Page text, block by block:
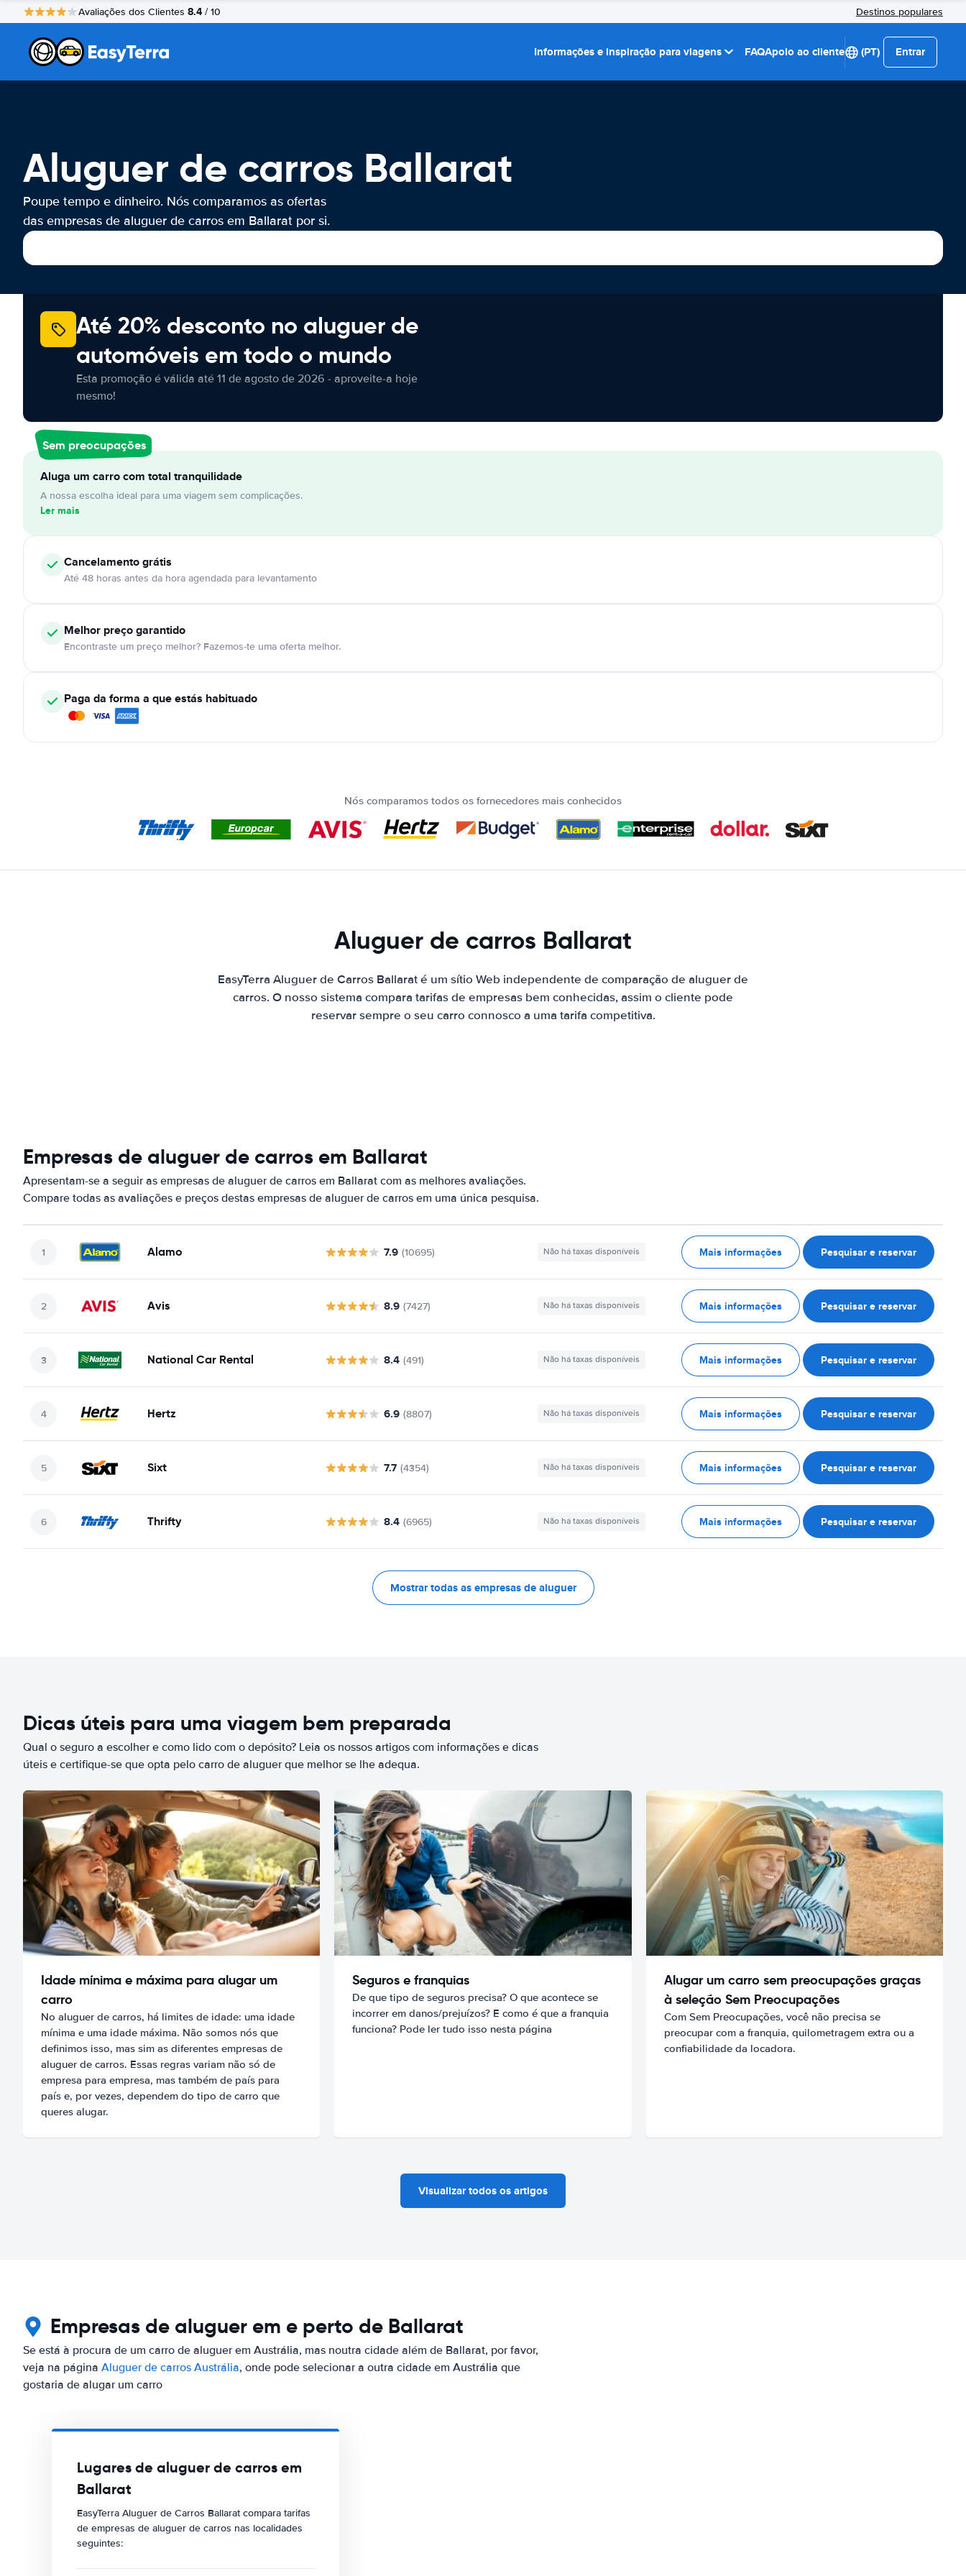
Avaliações dos Clientes 8.4 / 10 Destinos populares
Informações e inspiração para viagens FAQApoio ao cliente (PT) Entrar
Aluguer de carros Ballarat
Poupe tempo e dinheiro. Nós comparamos as ofertas
das empresas de aluguer de carros em Ballarat por si.
Até 20% desconto no aluguer de
automóveis em todo o mundo
Esta promoção é válida até 11 de agosto de 2026 - aproveite-a hoje
mesmo!
Sem preocupações
Aluga um carro com total tranquilidade
A nossa escolha ideal para uma viagem sem complicações.
Ler mais
Cancelamentográtis
Até 48 horas antes da hora agendada para levantamento
Melhor preço garantido
Encontraste um preço melhor? Fazemos-te uma oferta melhor.
Paga da forma a que estás habituado
Nós comparamos todos os fornecedores mais conhecidos
Aluguer de carros Ballarat
EasyTerra Aluguer de Carros Ballarat é um sítio Web independente de comparação de aluguer de
carros. O nosso sistema compara tarifas de empresas bem conhecidas, assim o cliente pode
reservar sempre o seu carro connosco a uma tarifa competitiva.
Empresas de aluguer de carros em Ballarat
Apresentam-se a seguir as empresas de aluguer de carros em Ballarat com as melhores avaliações.
Compare todas as avaliações e preços destas empresas de aluguer de carros em uma única pesquisa.
Alamo 7.9 (10695) Não há taxas disponíveis Mais informações Pesquisar e reservar
Avis 8.9 (7427) Não há taxas disponíveis Mais informações Pesquisar e reservar
National Car Rental 8.4 (491) Não há taxas disponíveis Mais informações Pesquisar e reservar
Hertz 6.9 (8807) Não há taxas disponíveis Mais informações Pesquisar e reservar
Sixt 7.7 (4354) Não há taxas disponíveis Mais informações Pesquisar e reservar
Thrifty 8.4 (6965) Não há taxas disponíveis Mais informações Pesquisar e reservar
Mostrar todas as empresas de aluguer
Dicas úteis para uma viagem bem preparada
Qual o seguro a escolher e como lido com o depósito? Leia os nossos artigos com informações e dicas
úteis e certifique-se que opta pelo carro de aluguer que melhor se lhe adequa.
Idade mínima e máxima para alugar um
carro
No aluguer de carros, há limites de idade: uma idade
mínima e uma idade máxima. Não somos nós que
definimos isso, mas sim as diferentes empresas de
aluguer de carros. Essas regras variam não só de
empresa para empresa, mas também de país para
país e, por vezes, dependem do tipo de carro que
queres alugar.
Seguros e franquias
De que tipo de seguros precisa? O que acontece se
incorrer em danos/prejuízos? E como é que a franquia
funciona? Pode ler tudo isso nesta página
Alugar um carro sem preocupações graças
à seleção Sem Preocupações
Com Sem Preocupações, você não precisa se
preocupar com a franquia, quilometragem extra ou a
confiabilidade da locadora.
Visualizar todos os artigos
Empresas de aluguer em e perto de Ballarat
Se está à procura de um carro de aluguer em Austrália, mas noutra cidade além de Ballarat, por favor,
veja na página Aluguer de carros Austrália, onde pode selecionar a outra cidade em Austrália que
gostaria de alugar um carro
Lugares de aluguer de carros em
Ballarat
EasyTerra Aluguer de Carros Ballarat compara tarifas
de empresas de aluguer de carros nas localidades
seguintes: